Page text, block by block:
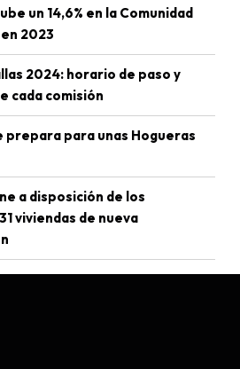
un 14,6% en la Comunidad
2023
2024: horario de paso y
cada comisión
prepara para unas Hogueras
a disposición de los
viviendas de nueva